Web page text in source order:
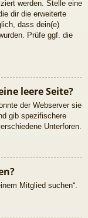
werden. Stelle eine
dir die erweiterte
dass dein(e)
Prüfe ggf. die
leere Seite?
der Webserver sie
gib spezifischere
Unterforen.
Mitglied suchen“.